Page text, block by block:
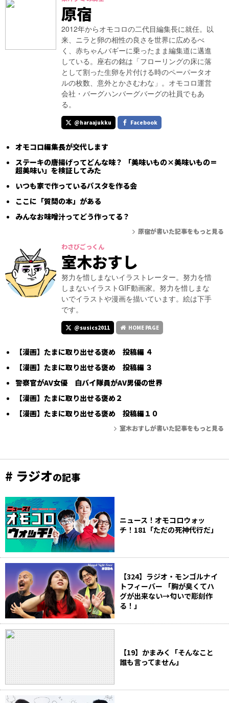
原宿
2012年からオモコロの二代目編集長に就任。以
来、ニラと卵の相性の良さを世界に広めるべ
く、赤ちゃんバギーに乗ったまま編集道に邁進
している。座右の銘は「フローリングの床に落
として割った生卵を片付ける時のペーパータオ
ルの枚数、意外とかさむわな」。オモコロ運営
会社・バーグハンバーグバーグの社員でもあ
る。
@haraajukku Facebook
オモコロ編集長が交代します
ステーキの唐揚げってどんな味？ 「美味いもの×美味いもの＝
超美味い」を検証してみた
いつも家で作っているパスタを作る会
ここに「質問の本」がある
みんなお味噌汁ってどう作ってる？
原宿が書いた記事をもっと見る
わさびごっくん
室木おすし
努力を惜しまないイラストレーター。努力を惜
しまないイラストGIF動画家。努力を惜しまな
いでイラストや漫画を描いています。絵は下手
です。
@susics2011 HOME PAGE
【漫画】たまに取り出せる褒め 投稿編 ４
【漫画】たまに取り出せる褒め 投稿編 ３
警察官がAV女優 白バイ隊員がAV男優の世界
【漫画】たまに取り出せる褒め２
【漫画】たまに取り出せる褒め 投稿編１０
室木おすしが書いた記事をもっと見る
# ラジオの記事
ニュース！オモコロウォッ
チ！181「ただの死神代行だ」
【324】ラジオ・モンゴルナイ
トフィーバー 「胸が臭くてハ
グが出来ない→匂いで彫刻作
る！」
【19】かまみく「そんなこと
誰も言ってません」